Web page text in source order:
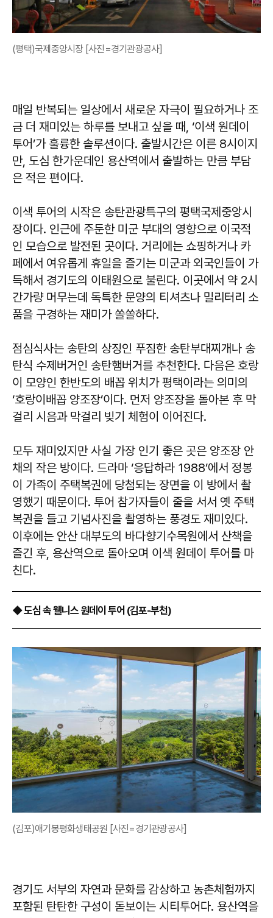
(평택)국제중앙시장 [사진=경기관광공사]
매일 반복되는 일상에서 새로운 자극이 필요하거나 조
금 더 재미있는 하루를 보내고 싶을 때, ‘이색 원데이
투어’가 훌륭한 솔루션이다. 출발시간은 이른 8시이지
만, 도심 한가운데인 용산역에서 출발하는 만큼 부담
은 적은 편이다.
이색 투어의 시작은 송탄관광특구의 평택국제중앙시
장이다. 인근에 주둔한 미군 부대의 영향으로 이국적
인 모습으로 발전된 곳이다. 거리에는 쇼핑하거나 카
페에서 여유롭게 휴일을 즐기는 미군과 외국인들이 가
득해서 경기도의 이태원으로 불린다. 이곳에서 약 2시
간가량 머무는데 독특한 문양의 티셔츠나 밀리터리 소
품을 구경하는 재미가 쏠쏠하다.
점심식사는 송탄의 상징인 푸짐한 송탄부대찌개나 송
탄식 수제버거인 송탄햄버거를 추천한다. 다음은 호랑
이 모양인 한반도의 배꼽 위치가 평택이라는 의미의
‘호랑이배꼽 양조장’이다. 먼저 양조장을 돌아본 후 막
걸리 시음과 막걸리 빚기 체험이 이어진다.
모두 재미있지만 사실 가장 인기 좋은 곳은 양조장 안
채의 작은 방이다. 드라마 ‘응답하라 1988’에서 정봉
이 가족이 주택복권에 당첨되는 장면을 이 방에서 촬
영했기 때문이다. 투어 참가자들이 줄을 서서 옛 주택
복권을 들고 기념사진을 촬영하는 풍경도 재미있다.
이후에는 안산 대부도의 바다향기수목원에서 산책을
즐긴 후, 용산역으로 돌아오며 이색 원데이 투어를 마
친다.
◆ 도심 속 웰니스 원데이 투어 (김포-부천)
(김포)애기봉평화생태공원 [사진=경기관광공사]
경기도 서부의 자연과 문화를 감상하고 농촌체험까지
포함된 탄탄한 구성이 돋보이는 시티투어다. 용산역을